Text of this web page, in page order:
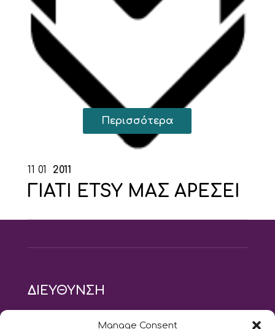
Manage Consent
Περισσότερα
11 01 2011
ΓΙΑΤΙ ETSY ΜΑΣ ΑΡΕΣΕΙ
ΔΙΕΥΘΥΝΣΗ
modus vivendi pilates studio